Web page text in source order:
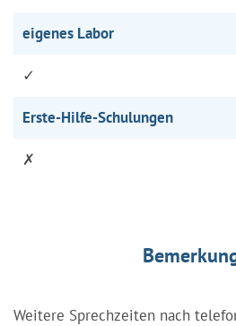
eigenes Labor
✓
Erste-Hilfe-Schulungen
✗
Weitere Sprechzeiten nach